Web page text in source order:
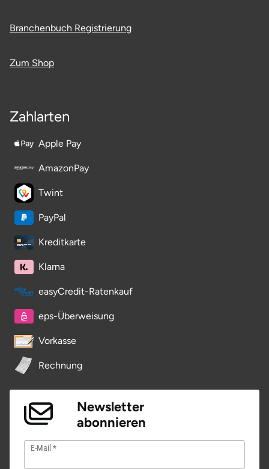
Branchenbuch Registrierung
Zum Shop
Zahlarten
Apple Pay
AmazonPay
Twint
PayPal
Kreditkarte
Klarna
easyCredit-Ratenkauf
eps-Überweisung
Vorkasse
Rechnung
Newsletter
abonnieren
E-Mail